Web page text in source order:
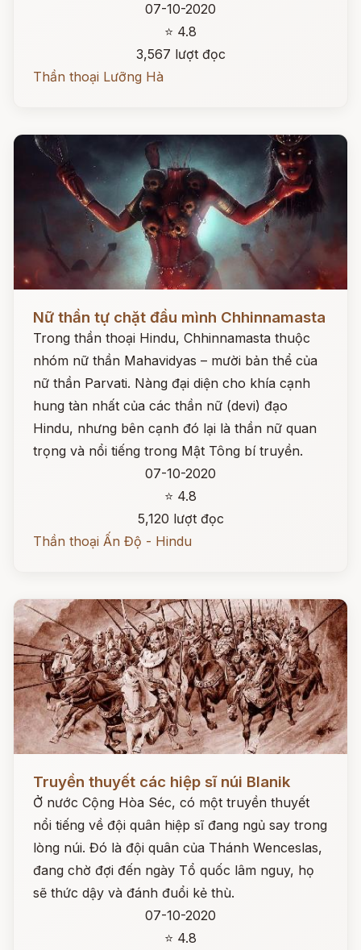
07-10-2020
⭐ 4.8
3,567 lượt đọc
Thần thoại Lưỡng Hà
Nữ thần tự chặt đầu mình Chhinnamasta
Trong thần thoại Hindu, Chhinnamasta thuộc
nhóm nữ thần Mahavidyas – mười bản thể của
nữ thần Parvati. Nàng đại diện cho khía cạnh
hung tàn nhất của các thần nữ (devi) đạo
Hindu, nhưng bên cạnh đó lại là thần nữ quan
trọng và nổi tiếng trong Mật Tông bí truyền.
07-10-2020
⭐ 4.8
5,120 lượt đọc
Thần thoại Ấn Độ - Hindu
Đọc ngay
Truyền thuyết các hiệp sĩ núi Blanik
Ở nước Cộng Hòa Séc, có một truyền thuyết
nổi tiếng về đội quân hiệp sĩ đang ngủ say trong
lòng núi. Đó là đội quân của Thánh Wenceslas,
đang chờ đợi đến ngày Tổ quốc lâm nguy, họ
sẽ thức dậy và đánh đuổi kẻ thù.
07-10-2020
⭐ 4.8